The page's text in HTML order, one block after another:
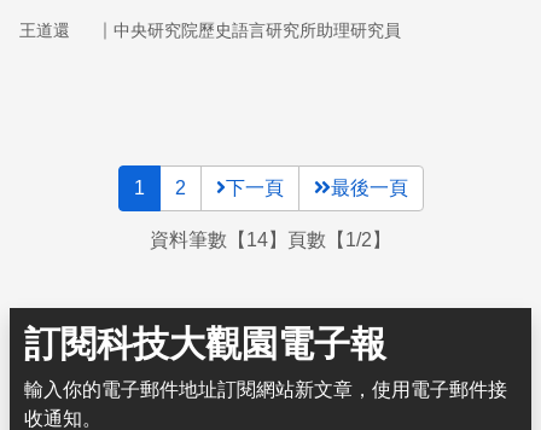
王道還 ｜ 中央研究院歷史語言研究所助理研究員
1 2 下一頁 最後一頁
資料筆數【14】頁數【1/2】
訂閱科技大觀園電子報
輸入你的電子郵件地址訂閱網站新文章，使用電子郵件接
收通知。